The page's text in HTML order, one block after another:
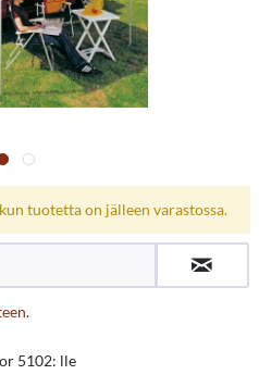
tuotetta on jälleen varastossa.
.
5102: lle